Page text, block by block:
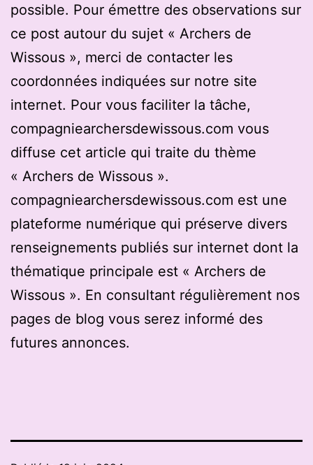
possible. Pour émettre des observations sur
ce post autour du sujet « Archers de
Wissous », merci de contacter les
coordonnées indiquées sur notre site
internet. Pour vous faciliter la tâche,
compagniearchersdewissous.com vous
diffuse cet article qui traite du thème
« Archers de Wissous ».
compagniearchersdewissous.com est une
plateforme numérique qui préserve divers
renseignements publiés sur internet dont la
thématique principale est « Archers de
Wissous ». En consultant régulièrement nos
pages de blog vous serez informé des
futures annonces.